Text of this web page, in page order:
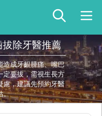
拔除牙醫推薦
造成牙齦腫痛、嘴巴
定要拔，需視生長方
慮，建議先預約牙醫
。